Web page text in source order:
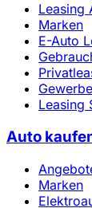
Leasing
Marken
E-Auto
Leasing
Auto
Marken